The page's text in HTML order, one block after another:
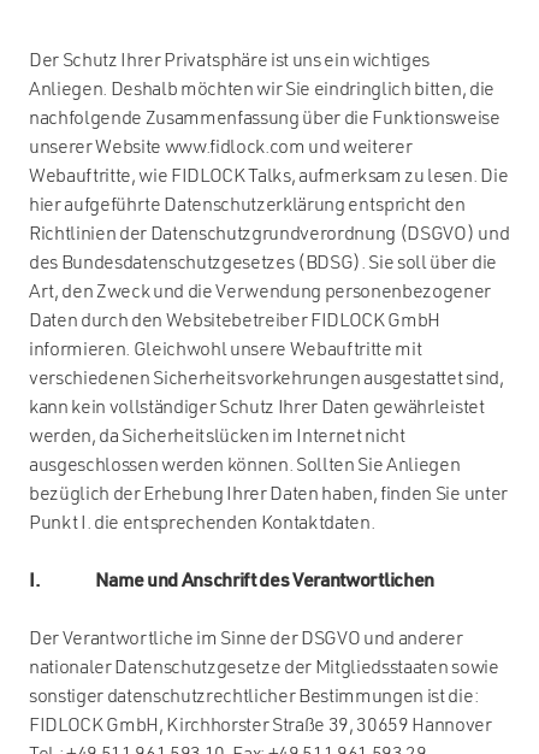
Der Schutz Ihrer Privatsphäre ist uns ein wichtiges
Anliegen. Deshalb möchten wir Sie eindringlich bitten, die
nachfolgende Zusammenfassung über die Funktionsweise
unserer Website www.fidlock.com und weiterer
Webauftritte, wie FIDLOCK Talks, aufmerksam zu lesen. Die
hier aufgeführte Datenschutzerklärung entspricht den
Richtlinien der Datenschutzgrundverordnung (DSGVO) und
des Bundesdatenschutzgesetzes (BDSG). Sie soll über die
Art, den Zweck und die Verwendung personenbezogener
Daten durch den Websitebetreiber FIDLOCK GmbH
informieren. Gleichwohl unsere Webauftritte mit
verschiedenen Sicherheitsvorkehrungen ausgestattet sind,
kann kein vollständiger Schutz Ihrer Daten gewährleistet
werden, da Sicherheitslücken im Internet nicht
ausgeschlossen werden können. Sollten Sie Anliegen
bezüglich der Erhebung Ihrer Daten haben, finden Sie unter
Punkt I. die entsprechenden Kontaktdaten.
I. Name und Anschrift des Verantwortlichen
Der Verantwortliche im Sinne der DSGVO und anderer
nationaler Datenschutzgesetze der Mitgliedsstaaten sowie
sonstiger datenschutzrechtlicher Bestimmungen ist die:
FIDLOCK GmbH, Kirchhorster Straße 39, 30659 Hannover